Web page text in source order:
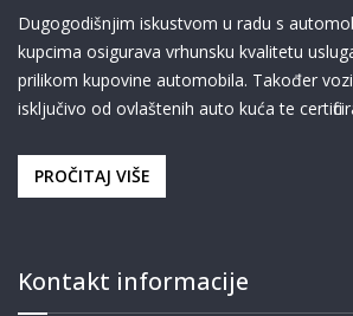
Dugogodišnjim iskustvom u radu s
kupcima osigurava vrhunsku kvalitetu
prilikom kupovine automobila. Također
isključivo od ovlaštenih auto kuća te
PROČITAJ VIŠE
Kontakt informacije